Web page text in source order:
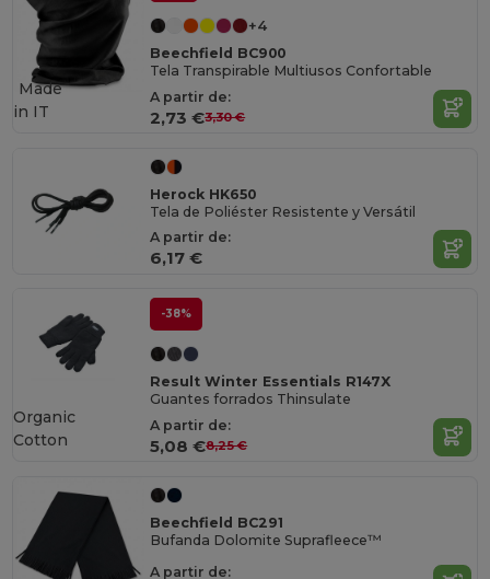
+4
Beechfield BC900
Tela Transpirable Multiusos Confortable
A partir de:
2,73 €3,30 €
Made
in IT
Herock HK650
Tela de Poliéster Resistente y Versátil
A partir de:
6,17 €
-38%
Result Winter Essentials R147X
Guantes forrados Thinsulate
A partir de:
5,08 €8,25 €
Organic
Cotton
Beechfield BC291
Bufanda Dolomite Suprafleece™
A partir de: